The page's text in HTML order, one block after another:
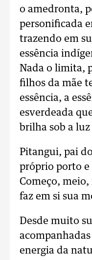
o amedronta,
personificada
trazendo em
essência
Nada o limita,
filhos da mãe
essência, a
esverdeada
brilha sob a
Pitangui, pai
próprio porto e
Começo,
faz em si sua
Desde muito
energia da